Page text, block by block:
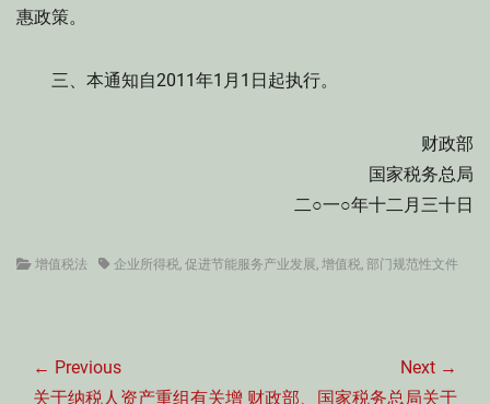
惠政策。
三、本通知自2011年1月1日起执行。
财政部
国家税务总局
二○一○年十二月三十日
Categories
增值税法 Tags企业所得税, 促进节能服务产业发展, 增值税, 部门规范性文件
章
← Previous
Previous
关于纳税人资产重组有关增
Next →
Next
财政部、国家税务总局关于